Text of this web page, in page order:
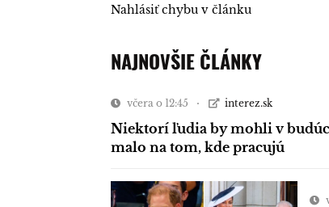
Nahlásiť chybu v článku
NAJNOVŠIE ČLÁNKY
včera o 12:45 interez.sk
Niektorí ľudia by mohli v
malo na tom, kde pracujú